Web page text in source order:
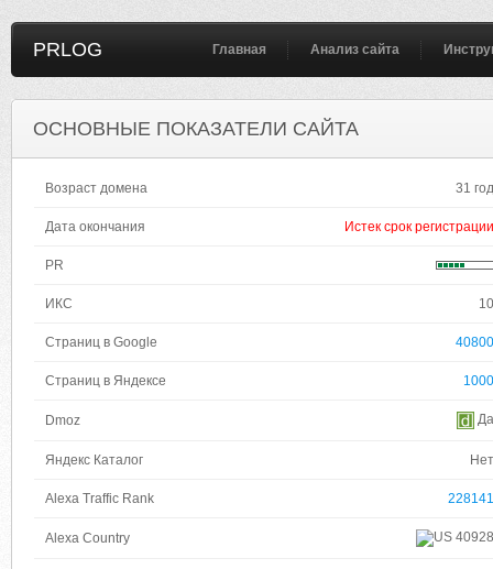
PRLOG Главная Анализ сайта
ОСНОВНЫЕ ПОКАЗАТЕЛИ САЙТА
Возраст домена 31 год
Дата окончания Истек срок регистрации
PR
ИКС 10
Страниц в Google 40800
Страниц в Яндексе 1000
Dmoz Да
Яндекс Каталог Нет
Alexa Traffic Rank 228141
Alexa Country 40928